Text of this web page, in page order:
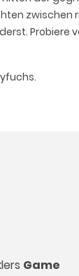
zwischen
Probiere
Game